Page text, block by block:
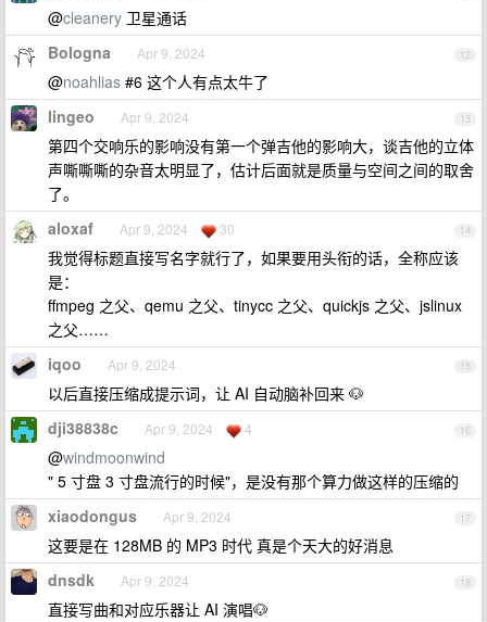
@cleanery 卫星通话
12
Bologna Apr 9, 2024
@noahlias #6 这个人有点太牛了
13
lingeo Apr 9, 2024
第四个交响乐的影响没有第一个弹吉他的影响大，谈吉他的立体
声嘶嘶嘶的杂音太明显了，估计后面就是质量与空间之间的取舍
了。
14
aloxaf Apr 9, 2024 30
我觉得标题直接写名字就行了，如果要用头衔的话，全称应该
是：
ffmpeg 之父、qemu 之父、tinycc 之父、quickjs 之父、jslinux
之父……
15
iqoo Apr 9, 2024
以后直接压缩成提示词，让 AI 自动脑补回来 🐶
16
dji38838c Apr 9, 2024 4
@windmoonwind
" 5 寸盘 3 寸盘流行的时候"，是没有那个算力做这样的压缩的
17
xiaodongus Apr 9, 2024
这要是在 128MB 的 MP3 时代 真是个天大的好消息
18
dnsdk Apr 9, 2024
直接写曲和对应乐器让 AI 演唱🐶